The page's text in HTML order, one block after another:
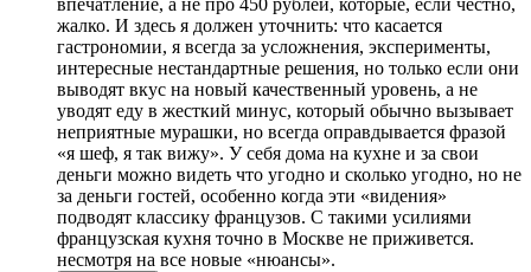
впечатление, а не про 450 рублей, которые, если честно,
жалко. И здесь я должен уточнить: что касается
гастрономии, я всегда за усложнения, эксперименты,
интересные нестандартные решения, но только если они
выводят вкус на новый качественный уровень, а не
уводят еду в жесткий минус, который обычно вызывает
неприятные мурашки, но всегда оправдывается фразой
«я шеф, я так вижу». У себя дома на кухне и за свои
деньги можно видеть что угодно и сколько угодно, но не
за деньги гостей, особенно когда эти «видения»
подводят классику французов. С такими усилиями
французская кухня точно в Москве не приживется.
несмотря на все новые «нюансы».